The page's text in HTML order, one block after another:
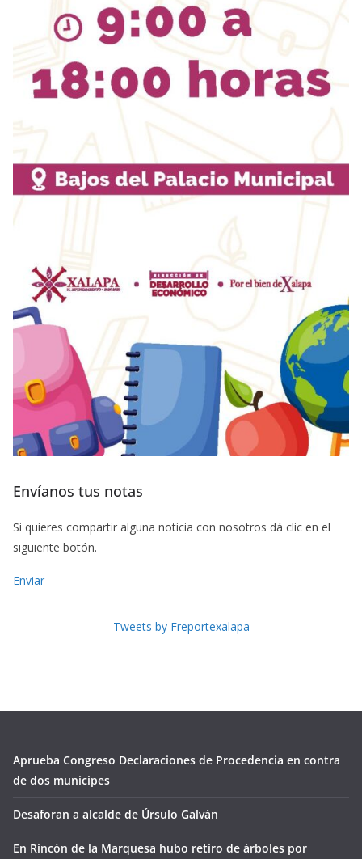
Envíanos tus notas
Si quieres compartir alguna noticia con nosotros dá clic en el
siguiente botón.
Enviar
Tweets by Freportexalapa
Aprueba Congreso Declaraciones de Procedencia en contra
de dos munícipes
Desaforan a alcalde de Úrsulo Galván
En Rincón de la Marquesa hubo retiro de árboles por